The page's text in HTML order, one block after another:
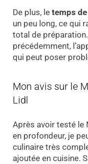
De plus, le temps
un peu long, ce qui
total de
précédemment,
qui peut poser
Mon avis sur le
Lidl
Après avoir testé le
en profondeur, je
culinaire très
ajoutée en cuisine.